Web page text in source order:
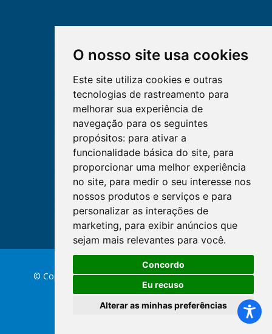
O nosso site usa cookies
Este site utiliza cookies e outras
tecnologias de rastreamento para
melhorar sua experiência de
navegação para os seguintes
propósitos: para ativar a
funcionalidade básica do site, para
proporcionar uma melhor experiência
no site, para medir o seu interesse nos
nossos produtos e serviços e para
personalizar as interações de
marketing, para exibir anúncios que
sejam mais relevantes para você.
Concordo
Eu recuso
Alterar as minhas preferências
© Copyright 2026 Conselho Federal de Enfermagem